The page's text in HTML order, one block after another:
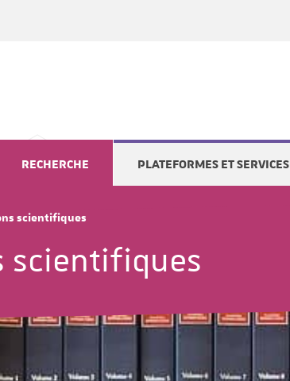
RECHERCHE PLATEFORMES ET SERVICES
scientifiques
scientifiques